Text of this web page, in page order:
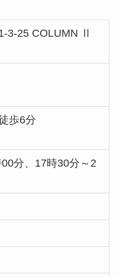
3-25 COLUMN Ⅱ
歩6分
分、17時30分～2